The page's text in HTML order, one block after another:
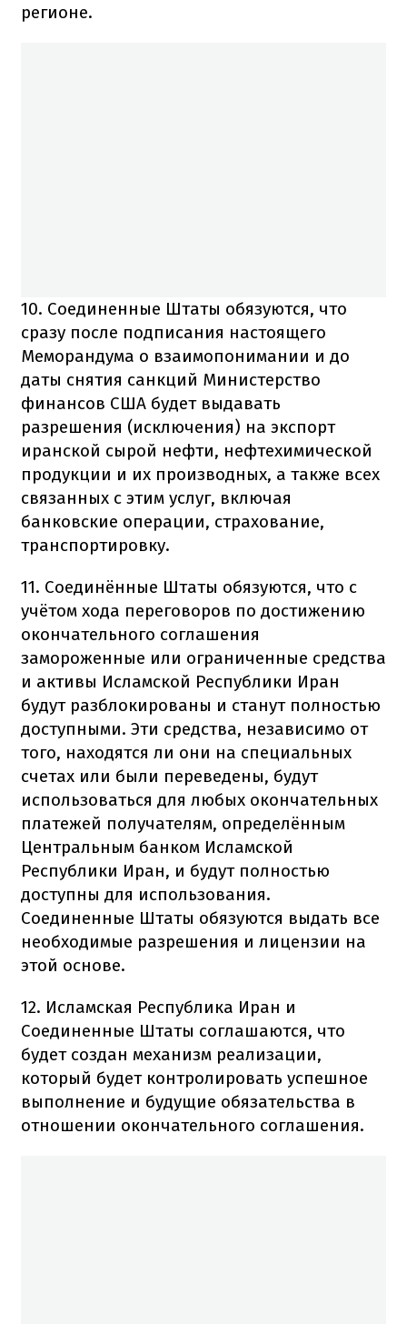
регионе.
10. Соединенные Штаты обязуются, что
сразу после подписания настоящего
Меморандума о взаимопонимании и до
даты снятия санкций Министерство
финансов США будет выдавать
разрешения (исключения) на экспорт
иранской сырой нефти, нефтехимической
продукции и их производных, а также всех
связанных с этим услуг, включая
банковские операции, страхование,
транспортировку.
11. Соединённые Штаты обязуются, что с
учётом хода переговоров по достижению
окончательного соглашения
замороженные или ограниченные средства
и активы Исламской Республики Иран
будут разблокированы и станут полностью
доступными. Эти средства, независимо от
того, находятся ли они на специальных
счетах или были переведены, будут
использоваться для любых окончательных
платежей получателям, определённым
Центральным банком Исламской
Республики Иран, и будут полностью
доступны для использования.
Соединенные Штаты обязуются выдать все
необходимые разрешения и лицензии на
этой основе.
12. Исламская Республика Иран и
Соединенные Штаты соглашаются, что
будет создан механизм реализации,
который будет контролировать успешное
выполнение и будущие обязательства в
отношении окончательного соглашения.